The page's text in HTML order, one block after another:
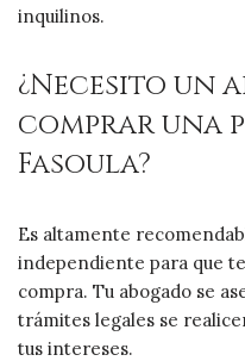
inquilinos.
¿Necesito un
comprar una
Fasoula?
Es altamente
independiente para que
compra. Tu abogado se
trámites legales se
tus intereses.